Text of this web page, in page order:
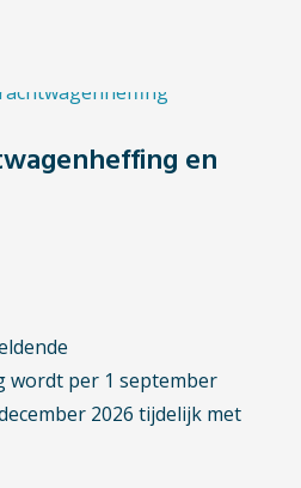
en
wordt per 1 september
2026 tijdelijk met